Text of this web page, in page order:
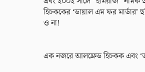
হিচককের ‘ডায়াল এম ফর মার্ডার’
ও না!
এক নজরে আলফ্রেড হিচকক এবং